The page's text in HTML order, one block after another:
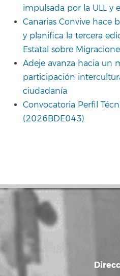
impulsada por la ULL y
Canarias Convive hace
y planifica la tercera
Estatal sobre
Adeje avanza hacia un
participación
ciudadanía
Convocatoria Perfil
(2026BDE043)